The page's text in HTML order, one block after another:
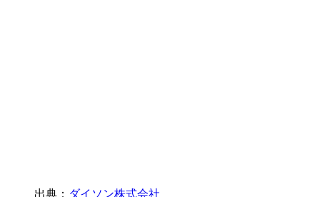
出典： ダイソン株式会社